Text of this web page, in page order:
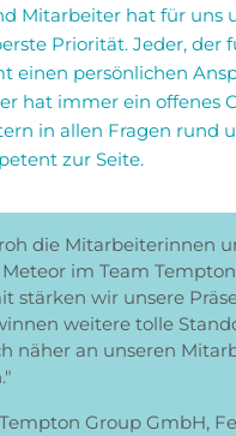
Mitarbeiter hat für uns
Priorität. Jeder, der
einen persönlichen
hat immer ein offenes
in allen Fragen rund
zur Seite.
die Mitarbeiterinnen
im Team
stärken wir unsere
weitere tolle
näher an unseren
Group GmbH,